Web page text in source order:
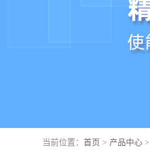
当前位置： 首页 > 产品中心 >